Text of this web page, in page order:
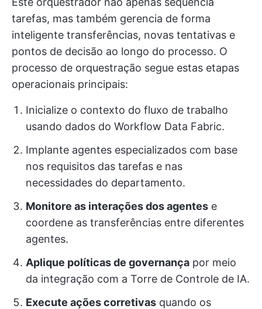
tarefas, mas também gerencia de forma
inteligente transferências, novas tentativas e
pontos de decisão ao longo do processo. O
processo de orquestração segue estas etapas
operacionais principais:
Inicialize o contexto do fluxo de trabalho
usando dados do Workflow Data Fabric.
Implante agentes especializados com base
nos requisitos das tarefas e nas
necessidades do departamento.
Monitore as interações dos agentes e
coordene as transferências entre diferentes
agentes.
Aplique políticas de governança por meio
da integração com a Torre de Controle de IA.
Execute ações corretivas quando os